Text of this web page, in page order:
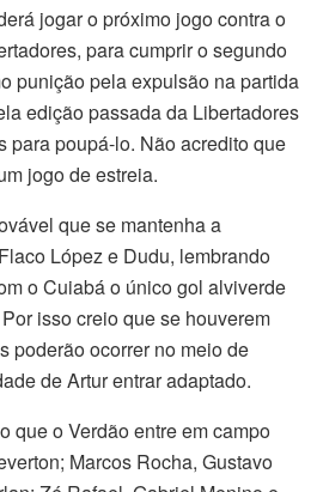
jogar o próximo jogo contra o
para cumprir o segundo
punição pela expulsão na partida
edição passada da Libertadores
para poupá-lo. Não acredito que
jogo de estreia.
que se mantenha a
López e Dudu, lembrando
o Cuiabá o único gol alviverde
isso creio que se houverem
poderão ocorrer no meio de
de Artur entrar adaptado.
que o Verdão entre em campo
Marcos Rocha, Gustavo